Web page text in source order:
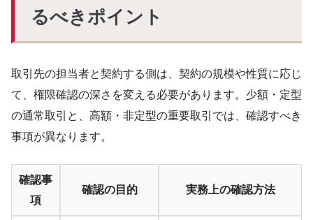
るべきポイント
取引先の担当者と契約する側は、契約の規模や性質に応じ
て、権限確認の深さを変える必要があります。少額・定型
の通常取引と、高額・非定型の重要取引では、確認すべき
事項が異なります。
確認事
項
確認の目的 実務上の確認方法